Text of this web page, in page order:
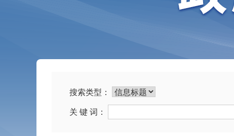
搜索类型：
关 键 词：